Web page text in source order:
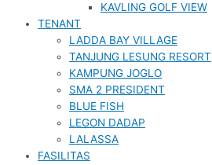
KAVLING GOLF VIEW
TENANT
LADDA BAY VILLAGE
TANJUNG LESUNG RESORT
KAMPUNG JOGLO
SMA 2 PRESIDENT
BLUE FISH
LEGON DADAP
LALASSA
FASILITAS